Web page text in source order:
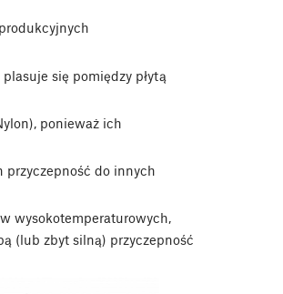
się pomiędzy płytą
ponieważ ich
do innych
wysokotemperaturowych,
(lub zbyt silną) przyczepność